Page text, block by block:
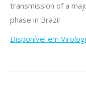
transmission of a
phase in Brazil
Disponível em